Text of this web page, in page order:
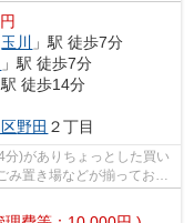
玉川
」駅 徒歩7分
」駅 徒歩7分
駅 徒歩14分
野田 ２丁目
)がありちょっとした買い
み置き場などが揃ってお